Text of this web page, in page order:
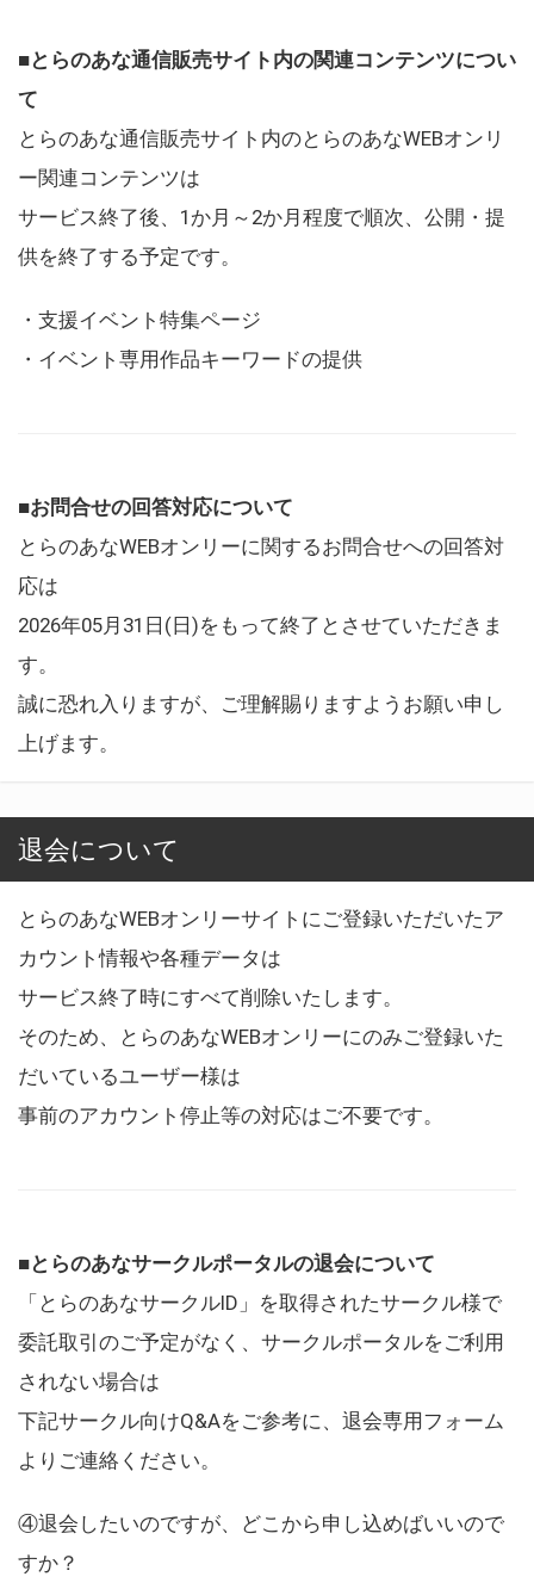
■とらのあな通信販売サイト内の関連コンテンツについ
て
とらのあな通信販売サイト内のとらのあなWEBオンリ
ー関連コンテンツは
サービス終了後、1か月～2か月程度で順次、公開・提
供を終了する予定です。
・支援イベント特集ページ
・イベント専用作品キーワードの提供
■お問合せの回答対応について
とらのあなWEBオンリーに関するお問合せへの回答対
応は
2026年05月31日(日)をもって終了とさせていただきま
す。
誠に恐れ入りますが、ご理解賜りますようお願い申し
上げます。
退会について
とらのあなWEBオンリーサイトにご登録いただいたア
カウント情報や各種データは
サービス終了時にすべて削除いたします。
そのため、とらのあなWEBオンリーにのみご登録いた
だいているユーザー様は
事前のアカウント停止等の対応はご不要です。
■とらのあなサークルポータルの退会について
「とらのあなサークルID」を取得されたサークル様で
委託取引のご予定がなく、サークルポータルをご利用
されない場合は
下記サークル向けQ&Aをご参考に、退会専用フォーム
よりご連絡ください。
④退会したいのですが、どこから申し込めばいいので
すか？